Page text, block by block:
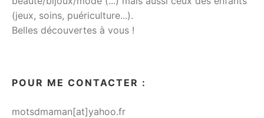
(jeux, soins, puériculture...).
Belles découvertes à vous !
POUR ME CONTACTER :
motsdmaman[at]yahoo.fr